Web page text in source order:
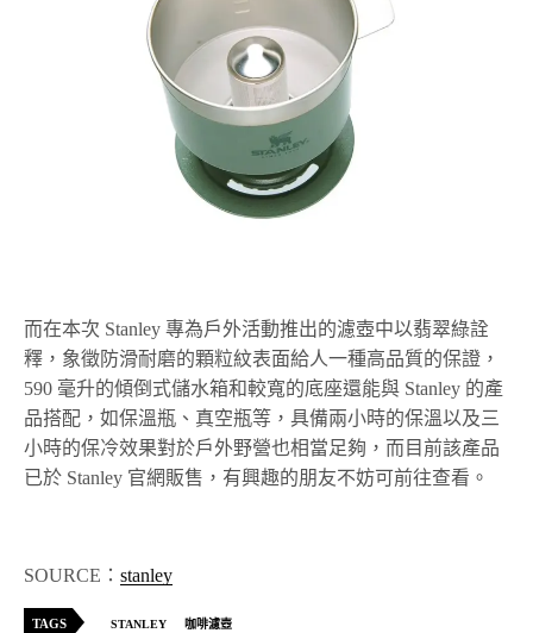
而在本次 Stanley 專為戶外活動推出的濾壺中以翡翠綠詮
釋，象徵防滑耐磨的顆粒紋表面給人一種高品質的保證，
590 毫升的傾倒式儲水箱和較寬的底座還能與 Stanley 的產
品搭配，如保溫瓶、真空瓶等，具備兩小時的保溫以及三
小時的保冷效果對於戶外野營也相當足夠，而目前該產品
已於 Stanley 官網販售，有興趣的朋友不妨可前往查看。
SOURCE： stanley
TAGS STANLEY 咖啡濾壺